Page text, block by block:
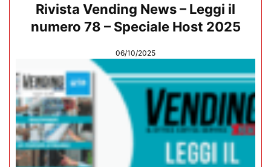
Rivista Vending News – Leggi il
numero 78 – Speciale Host 2025
06/10/2025